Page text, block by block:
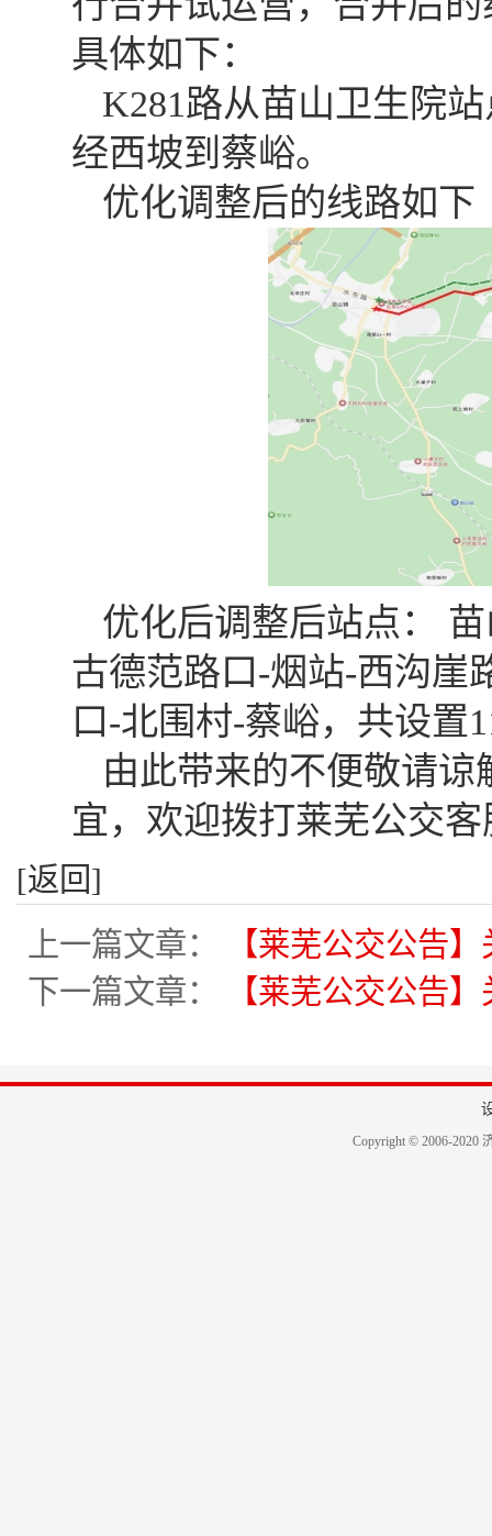
具体如下：
K281路从苗山卫生院
经西坡到蔡峪。
优化调整后的线路如下
优化后调整后站点：
古德范路口-烟站-西沟崖
口-北围村-蔡峪，共设
由此带来的不便敬请
宜，欢迎拨打莱芜公交客
[返回]
上一篇文章：
【莱芜公交公告
下一篇文章：
【莱芜公交公告
Copyright © 2006-2020